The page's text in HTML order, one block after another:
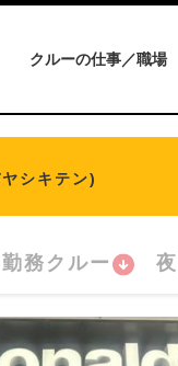
クルーの仕事／職場
シキテン)
務クルー